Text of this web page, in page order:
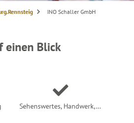
INO Schaller GmbH
einen Blick
Sehenswertes, Handwerk,…